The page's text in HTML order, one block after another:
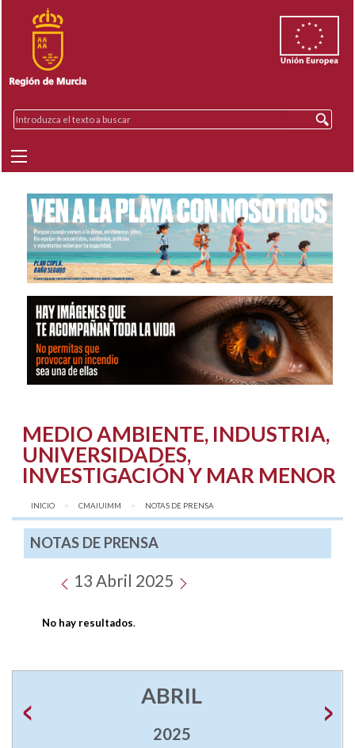
MEDIO AMBIENTE, INDUSTRIA,
UNIVERSIDADES,
INVESTIGACIÓN Y MAR MENOR
INICIO CMAIUIMM AQUÍ:
NOTAS DE PRENSA
NOTAS DE PRENSA
13 Abril 2025
No hay resultados.
ABRIL
2025